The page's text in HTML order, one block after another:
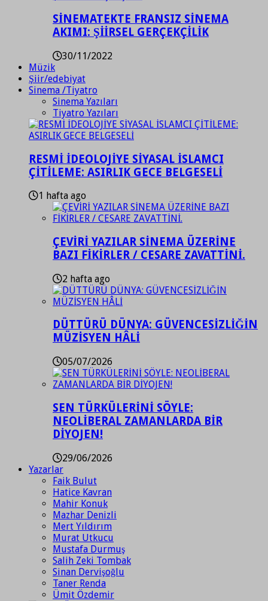
SİNEMATEKTE FRANSIZ SİNEMA
AKIMI: ŞİİRSEL GERÇEKÇİLİK
30/11/2022
Müzik
Şiir/edebiyat
Sinema /Tiyatro
Sinema Yazıları
Tiyatro Yazıları
RESMİ İDEOLOJİYE SİYASAL İSLAMCI
ÇİTİLEME: ASIRLIK GECE BELGESELİ
1 hafta ago
ÇEVİRİ YAZILAR SİNEMA ÜZERİNE
BAZI FİKİRLER / CESARE ZAVATTİNİ.
2 hafta ago
DÜTTÜRÜ DÜNYA: GÜVENCESİZLİĞİN
MÜZİSYEN HÂLİ
05/07/2026
SEN TÜRKÜLERİNİ SÖYLE:
NEOLİBERAL ZAMANLARDA BİR
DİYOJEN!
29/06/2026
Yazarlar
Faik Bulut
Hatice Kavran
Mahir Konuk
Mazhar Denizli
Mert Yıldırım
Murat Utkucu
Mustafa Durmuş
Salih Zeki Tombak
Sinan Dervişoğlu
Taner Renda
Ümit Özdemir